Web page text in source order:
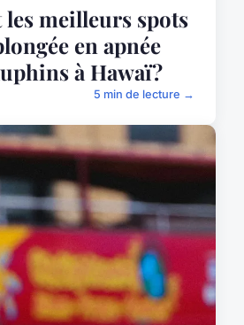
les meilleurs spots
en apnée
à Hawaï?
5 min de lecture →